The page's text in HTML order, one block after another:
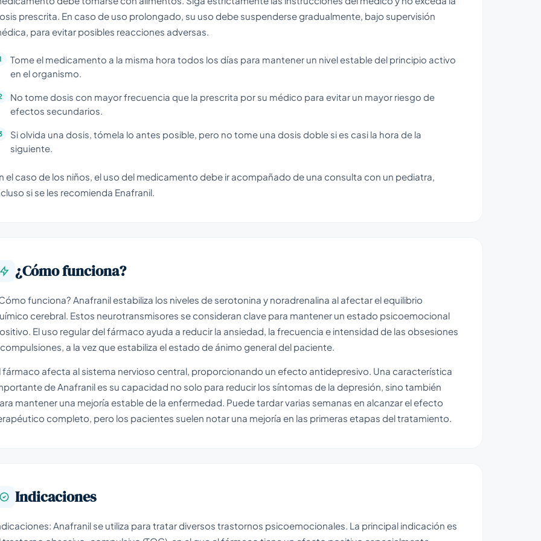
prescrita. En caso de uso prolongado, su uso debe suspenderse gradualmente, bajo supervisión
para evitar posibles reacciones adversas.
Tome el medicamento a la misma hora todos los días para mantener un nivel estable del principio activo
en el organismo.
No tome dosis con mayor frecuencia que la prescrita por su médico para evitar un mayor riesgo de
efectos secundarios.
Si olvida una dosis, tómela lo antes posible, pero no tome una dosis doble si es casi la hora de la
siguiente.
el caso de los niños, el uso del medicamento debe ir acompañado de una consulta con un pediatra,
si se les recomienda Enafranil.
¿Cómo funciona?
funciona? Anafranil estabiliza los niveles de serotonina y noradrenalina al afectar el equilibrio
cerebral. Estos neurotransmisores se consideran clave para mantener un estado psicoemocional
El uso regular del fármaco ayuda a reducir la ansiedad, la frecuencia e intensidad de las obsesiones
a la vez que estabiliza el estado de ánimo general del paciente.
fármaco afecta al sistema nervioso central, proporcionando un efecto antidepresivo. Una característica
de Anafranil es su capacidad no solo para reducir los síntomas de la depresión, sino también
mantener una mejoría estable de la enfermedad. Puede tardar varias semanas en alcanzar el efecto
completo, pero los pacientes suelen notar una mejoría en las primeras etapas del tratamiento.
Indicaciones
Anafranil se utiliza para tratar diversos trastornos psicoemocionales. La principal indicación es